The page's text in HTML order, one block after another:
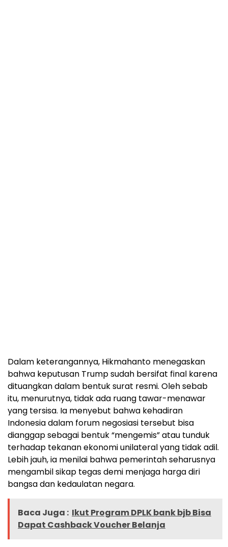
Dalam keterangannya, Hikmahanto menegaskan
bahwa keputusan Trump sudah bersifat final karena
dituangkan dalam bentuk surat resmi. Oleh sebab
itu, menurutnya, tidak ada ruang tawar-menawar
yang tersisa. Ia menyebut bahwa kehadiran
Indonesia dalam forum negosiasi tersebut bisa
dianggap sebagai bentuk “mengemis” atau tunduk
terhadap tekanan ekonomi unilateral yang tidak adil.
Lebih jauh, ia menilai bahwa pemerintah seharusnya
mengambil sikap tegas demi menjaga harga diri
bangsa dan kedaulatan negara.
Baca Juga : Ikut Program DPLK bank bjb Bisa
Dapat Cashback Voucher Belanja